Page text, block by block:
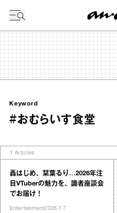
Keyword
#おむらいす食堂
1 Articles
轟はじめ、栞葉るり…2026年注
目VTuberの魅力を、識者座談会
でお届け！
Entertainment2026.1.7